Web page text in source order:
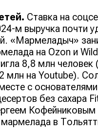
Ставка на
м выручка почти
«Мармеладыч»
на Ozon и
8,8 млн
млн на Youtube).
с
без сахара
Кофейниковым
в